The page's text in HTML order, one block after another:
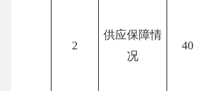
2
供应保障情
况
40